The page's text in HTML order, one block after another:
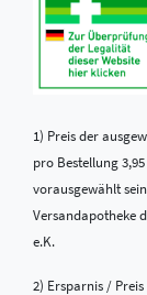
1) Preis der
pro Bestellung
vorausgewählt
Versandapotheke
e.K.
2) Ersparnis /